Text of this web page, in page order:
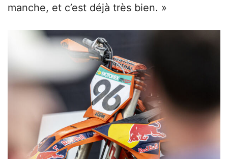
manche, et c’est déjà très bien. »